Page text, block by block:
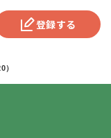
登録する
）